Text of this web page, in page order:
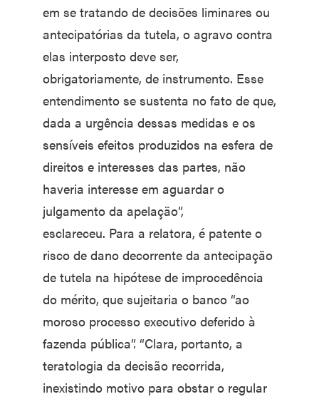
em se tratando de decisões liminares ou
antecipatórias da tutela, o agravo contra
elas interposto deve ser,
obrigatoriamente, de instrumento. Esse
entendimento se sustenta no fato de que,
dada a urgência dessas medidas e os
sensíveis efeitos produzidos na esfera de
direitos e interesses das partes, não
haveria interesse em aguardar o
julgamento da apelação”,
esclareceu. Para a relatora, é patente o
risco de dano decorrente da antecipação
de tutela na hipótese de improcedência
do mérito, que sujeitaria o banco “ao
moroso processo executivo deferido à
fazenda pública”. “Clara, portanto, a
teratologia da decisão recorrida,
inexistindo motivo para obstar o regular